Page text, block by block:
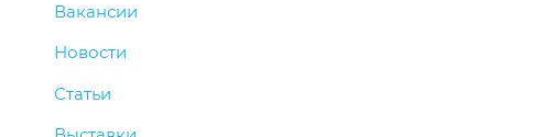
Вакансии
Новости
Статьи